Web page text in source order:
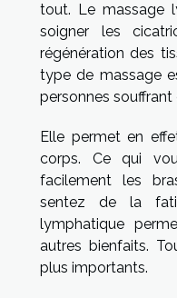
tout. Le massage
soigner les
régénération des
type de massage
personnes souffrant
Elle permet en
corps. Ce qui
facilement les
sentez de la
lymphatique
autres bienfaits.
plus importants.